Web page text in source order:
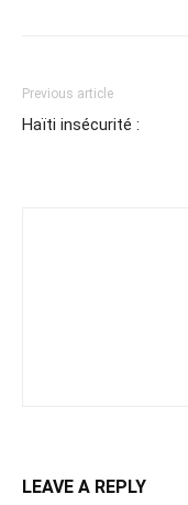
Previous article
Haïti insécurité :
LEAVE A REPLY